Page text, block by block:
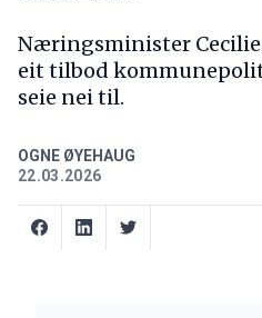
Næringsminister
eit tilbod
seie nei til.
OGNE ØYEHAUG
22.03.2026